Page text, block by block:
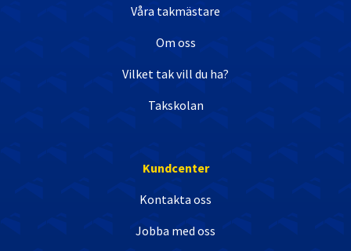
Våra takmästare
Om oss
Vilket tak vill du ha?
Takskolan
Kundcenter
Kontakta oss
Jobba med oss